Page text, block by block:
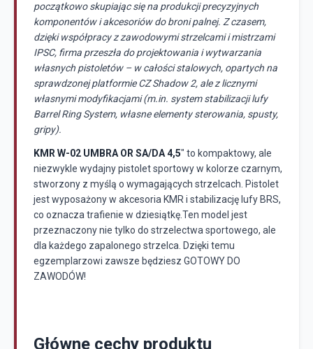
początkowo skupiając się na produkcji precyzyjnych
komponentów i akcesoriów do broni palnej. Z czasem,
dzięki współpracy z zawodowymi strzelcami i mistrzami
IPSC, firma przeszła do projektowania i wytwarzania
własnych pistoletów – w całości stalowych, opartych na
sprawdzonej platformie CZ Shadow 2, ale z licznymi
własnymi modyfikacjami (m.in. system stabilizacji lufy
Barrel Ring System, własne elementy sterowania, spusty,
gripy).
KMR W-02 UMBRA OR SA/DA 4,5" to kompaktowy, ale
niezwykle wydajny pistolet sportowy w kolorze czarnym,
stworzony z myślą o wymagających strzelcach. Pistolet
jest wyposażony w akcesoria KMR i stabilizację lufy BRS,
co oznacza trafienie w dziesiątkę.Ten model jest
przeznaczony nie tylko do strzelectwa sportowego, ale
dla każdego zapalonego strzelca. Dzięki temu
egzemplarzowi zawsze będziesz GOTOWY DO
ZAWODÓW!
Główne cechy produktu